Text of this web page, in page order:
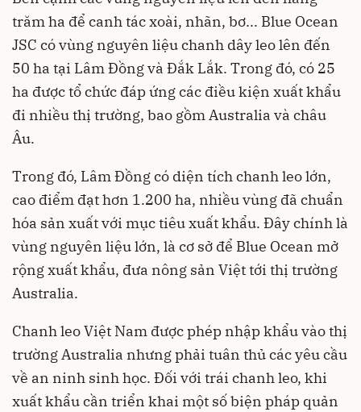
trăm ha để canh tác xoài, nhãn, bơ... Blue Ocean
JSC có vùng nguyên liệu chanh dây leo lên đến
50 ha tại Lâm Đồng và Đắk Lắk. Trong đó, có 25
ha được tổ chức đáp ứng các điều kiện xuất khẩu
đi nhiều thị trường, bao gồm Australia và châu
Âu.
Trong đó, Lâm Đồng có diện tích chanh leo lớn,
cao điểm đạt hơn 1.200 ha, nhiều vùng đã chuẩn
hóa sản xuất với mục tiêu xuất khẩu. Đây chính là
vùng nguyên liệu lớn, là cơ sở để Blue Ocean mở
rộng xuất khẩu, đưa nông sản Việt tới thị trường
Australia.
Chanh leo Việt Nam được phép nhập khẩu vào thị
trường Australia nhưng phải tuân thủ các yêu cầu
về an ninh sinh học. Đối với trái chanh leo, khi
xuất khẩu cần triển khai một số biện pháp quản